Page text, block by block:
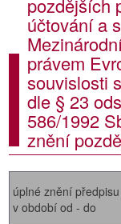
pozdějších
účtování a
právem
souvislosti
dle § 23
586/1992
znění
úplné znění předpisu
v období od - do